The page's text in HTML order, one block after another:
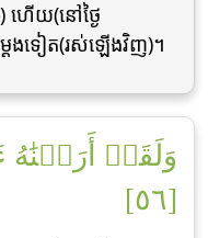
ហើយ(នៅថ្ងៃ
ដងទៀត(រស់ឡើងវិញ)។
وَلَقَدۡ أَرَيۡنَٰهُ
[٥٦]